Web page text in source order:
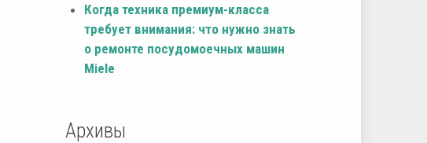
Когда техника премиум-класса
требует внимания: что нужно знать
о ремонте посудомоечных машин
Miele
Архивы